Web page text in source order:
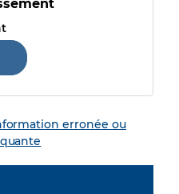
erronée ou